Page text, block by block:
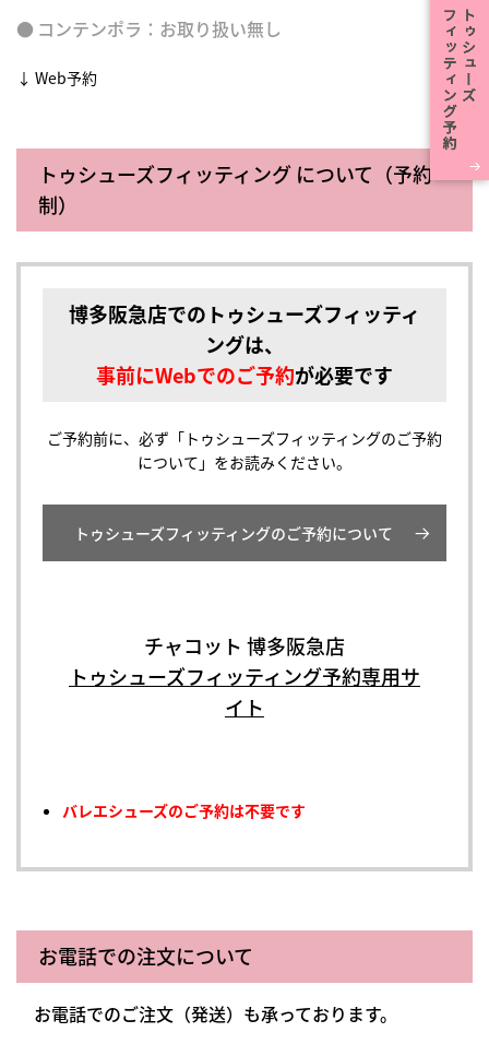
コンテンポラ ：お取り扱い無し
↓ Web予約
トゥシューズフィッティング について（予約
制）
博多阪急店でのトゥシューズフィッティ
ングは、
事前にWebでのご予約が必要です
ご予約前に、必ず「トゥシューズフィッティングのご予約
について」をお読みください。
トゥシューズフィッティングのご予約について
チャコット 博多阪急店
トゥシューズフィッティング予約専用サ
イト
バレエシューズのご予約は不要です
お電話での注文について
お電話でのご注文（発送）も承っております。